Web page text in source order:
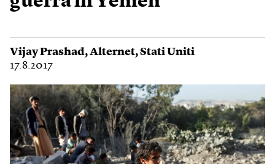
Vijay Prashad,Alternet,Stati Uniti
17.8.2017